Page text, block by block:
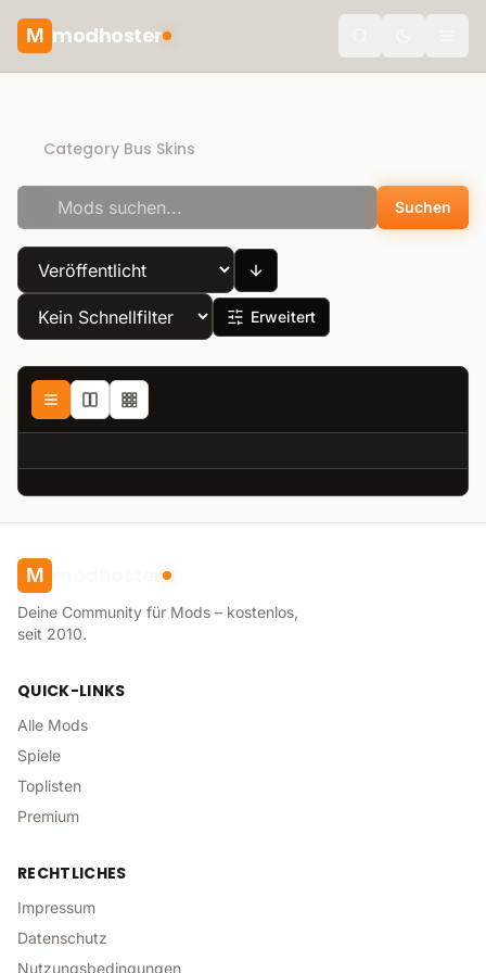
M modhoster
Category Bus Skins
Suchen
Erweitert
M
Deine Community für Mods – kostenlos,
seit 2010.
QUICK-LINKS
Alle Mods
Spiele
Toplisten
Premium
RECHTLICHES
Impressum
Datenschutz
Nutzungsbedingungen